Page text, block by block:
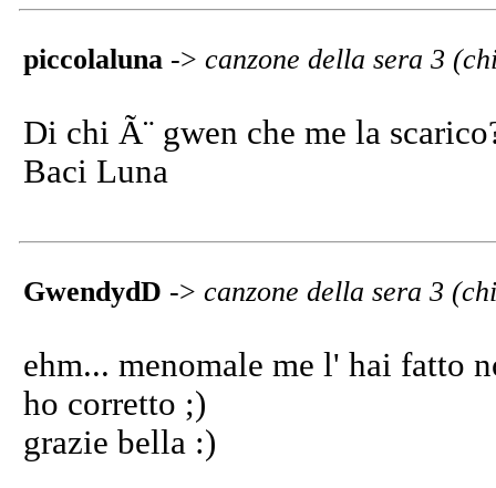
piccolaluna -> canzone della sera 3
Di chi Ã¨ gwen che me la
Baci Luna
GwendydD -> canzone della sera 3
ehm... menomale me l' hai fatto
ho corretto ;)
grazie bella :)